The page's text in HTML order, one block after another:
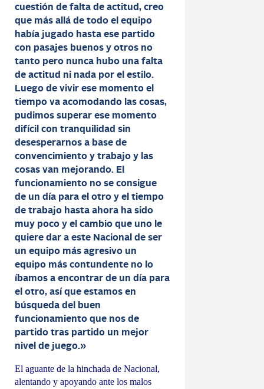
cuestión de falta de actitud, creo
que más allá de todo el equipo
había jugado hasta ese partido
con pasajes buenos y otros no
tanto pero nunca hubo una falta
de actitud ni nada por el estilo.
Luego de vivir ese momento el
tiempo va acomodando las cosas,
pudimos superar ese momento
difícil con tranquilidad sin
desesperarnos a base de
convencimiento y trabajo y las
cosas van mejorando. El
funcionamiento no se consigue
de un día para el otro y el tiempo
de trabajo hasta ahora ha sido
muy poco y el cambio que uno le
quiere dar a este Nacional de ser
un equipo más agresivo un
equipo más contundente no lo
íbamos a encontrar de un día para
el otro, así que estamos en
búsqueda del buen
funcionamiento que nos de
partido tras partido un mejor
nivel de juego.»
El aguante de la hinchada de Nacional,
alentando y apoyando ante los malos